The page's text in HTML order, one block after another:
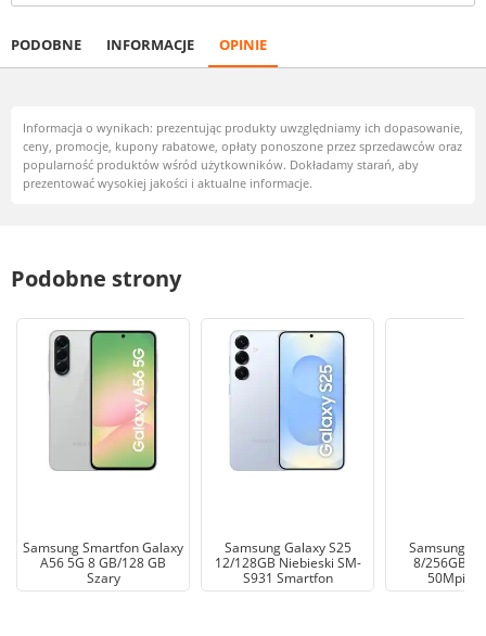
PODOBNE INFORMACJE OPINIE
Informacja o wynikach: prezentując produkty uwzględniamy ich dopasowanie,
ceny, promocje, kupony rabatowe, opłaty ponoszone przez sprzedawców oraz
popularność produktów wśród użytkowników. Dokładamy starań, aby
prezentować wysokiej jakości i aktualne informacje.
Podobne strony
Samsung Smartfon Galaxy
A56 5G 8 GB/128 GB
Szary
Samsung Galaxy S25
12/128GB Niebieski SM-
S931 Smartfon
Samsung
8/256GB
50Mpix